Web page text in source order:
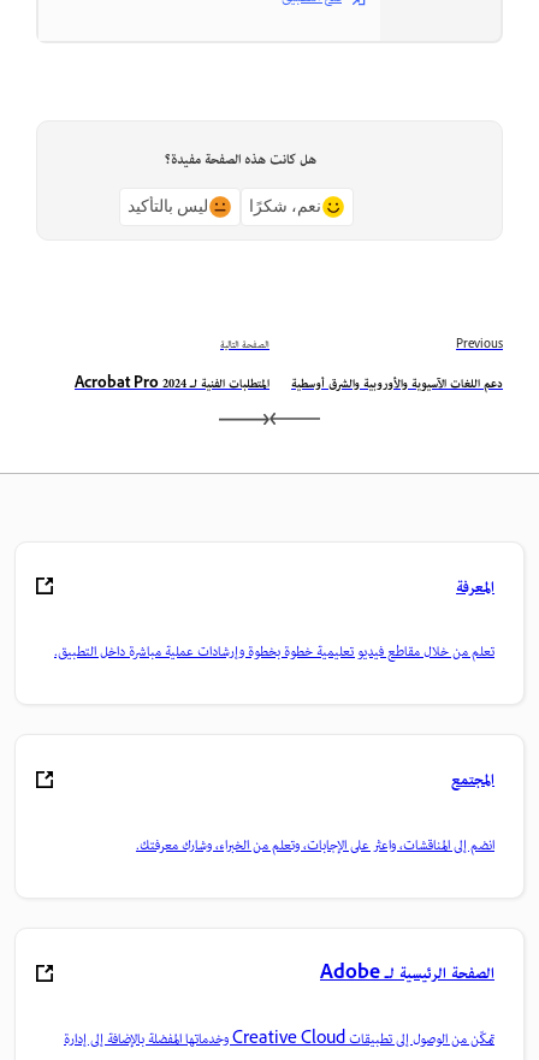
هل كانت هذه الصفحة مفيدة؟
نعم، شكرًا ليس بالتأكيد
Previous
دعم اللغات الآسيوية والأوروبية والشرق أوسطية
الصفحة التالية
المتطلبات الفنية لـ Acrobat Pro 2024
المعرفة
تعلم من خلال مقاطع فيديو تعليمية خطوة بخطوة وإرشادات عملية مباشرة داخل التطبيق.
المجتمع
انضم إلى المناقشات، واعثر على الإجابات، وتعلم من الخبراء، وشارك معرفتك.
الصفحة الرئيسية لـ Adobe
تمكّن من الوصول إلى تطبيقات Creative Cloud وخدماتها المفضلة بالإضافة إلى إدارة